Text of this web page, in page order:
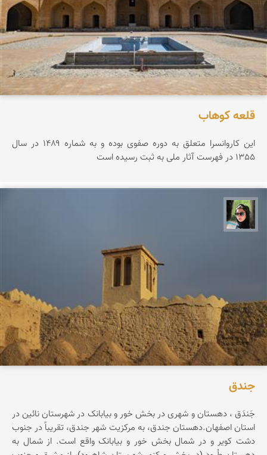
قلعه كوهاب
این کاروانسرا متعلق به دوره صفوی بوده و به شماره ۱۴۸۹ در سال
1355 در فهرست آثار ملی به ثبت رسیده است
جندق‌
جَندَق‌ ، دهستان‌ و شهری‌ در بخش‌ خور و بیابانک‌ در شهرستان‌ نائین‌ در
استان‌ اصفهان‌.دهستان‌ جندق‌، به‌ مرکزیت‌ شهر جندق‌، تقریباً در جنوب‌
دشت‌ کویر و در شمال‌ بخش‌ خور و بیابانک‌ واقع‌ است‌. از شمال‌ به‌